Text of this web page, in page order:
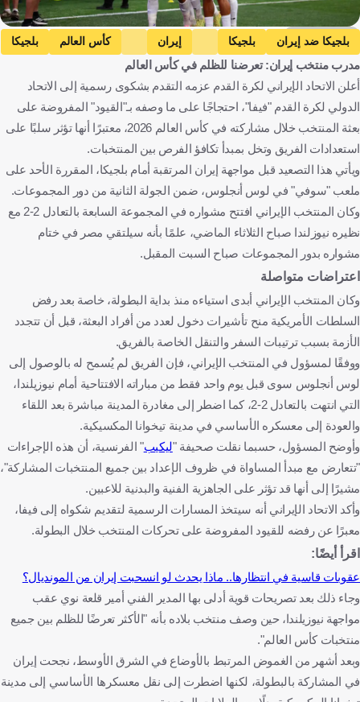
Getty Images
بلجيكا ضد إيران بلجيكا إيران كأس العالم
بلجيكا
إيران
الولايات المتحدة كرة قدم
مدرب منتخب إيران: تعرضنا للظلم في كأس العالم
أعلن الاتحاد الإيراني لكرة القدم عزمه التقدم بشكوى رسمية إلى الاتحاد
الدولي لكرة القدم "فيفا"، احتجاجًا على ما وصفه بـ"القيود" المفروضة على
بعثة المنتخب خلال مشاركته في كأس العالم 2026، معتبرًا أنها تؤثر سلبًا على
استعدادات الفريق وتخل بمبدأ تكافؤ الفرص بين المنتخبات.
ويأتي هذا التصعيد قبل مواجهة إيران المرتقبة أمام بلجيكا، المقررة الأحد على
ملعب "سوفي" في لوس أنجلوس، ضمن الجولة الثانية من دور المجموعات.
وكان المنتخب الإيراني افتتح مشواره في المجموعة السابعة بالتعادل 2-2 مع
نظيره نيوزلندا صباح الثلاثاء الماضي، علمًا بأنه سيلتقي مصر في ختام
مشواره بدور المجموعات صباح السبت المقبل.
اعتراضات متواصلة
وكان المنتخب الإيراني أبدى استياءه منذ بداية البطولة، خاصة بعد رفض
السلطات الأمريكية منح تأشيرات دخول لعدد من أفراد البعثة، قبل أن تتجدد
الأزمة بسبب ترتيبات السفر والتنقل الخاصة بالفريق.
ووفقًا لمسؤول في المنتخب الإيراني، فإن الفريق لم يُسمح له بالوصول إلى
لوس أنجلوس سوى قبل يوم واحد فقط من مباراته الافتتاحية أمام نيوزيلندا،
التي انتهت بالتعادل 2-2، كما اضطر إلى مغادرة المدينة مباشرة بعد اللقاء
والعودة إلى معسكره الأساسي في مدينة تيخوانا المكسيكية.
وأوضح المسؤول، حسبما نقلت صحيفة "ليكيب" الفرنسية، أن هذه الإجراءات
"تتعارض مع مبدأ المساواة في ظروف الإعداد بين جميع المنتخبات المشاركة"،
مشيرًا إلى أنها قد تؤثر على الجاهزية الفنية والبدنية للاعبين.
وأكد الاتحاد الإيراني أنه سيتخذ المسارات الرسمية لتقديم شكواه إلى فيفا،
معبرًا عن رفضه للقيود المفروضة على تحركات المنتخب خلال البطولة.
اقرأ أيضًا:
عقوبات قاسية في انتظارها.. ماذا يحدث لو انسحبت إيران من المونديال؟
وجاء ذلك بعد تصريحات قوية أدلى بها المدير الفني أمير قلعة نوي عقب
مواجهة نيوزيلندا، حين وصف منتخب بلاده بأنه "الأكثر تعرضًا للظلم بين جميع
منتخبات كأس العالم".
وبعد أشهر من الغموض المرتبط بالأوضاع في الشرق الأوسط، نجحت إيران
في المشاركة بالبطولة، لكنها اضطرت إلى نقل معسكرها الأساسي إلى مدينة